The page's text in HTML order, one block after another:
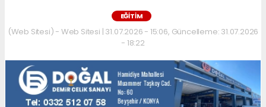
EĞITIM
(Web Sitesi) - Web Sitesi | 31.07.2026 - 15:06, Güncelleme: 31.07.2026
- 18:22